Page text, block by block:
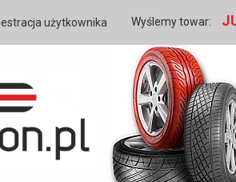
użytkownika Wyślemy towar: